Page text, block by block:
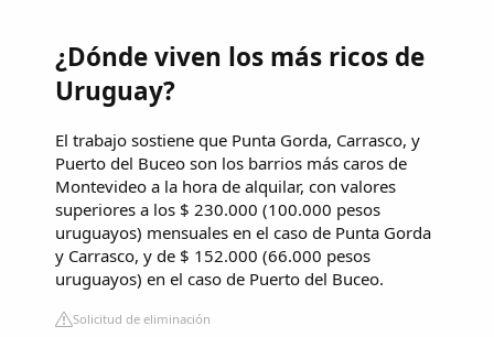
¿Dónde viven los más ricos de
Uruguay?
El trabajo sostiene que Punta Gorda, Carrasco, y
Puerto del Buceo son los barrios más caros de
Montevideo a la hora de alquilar, con valores
superiores a los $ 230.000 (100.000 pesos
uruguayos) mensuales en el caso de Punta Gorda
y Carrasco, y de $ 152.000 (66.000 pesos
uruguayos) en el caso de Puerto del Buceo.
Solicitud de eliminación